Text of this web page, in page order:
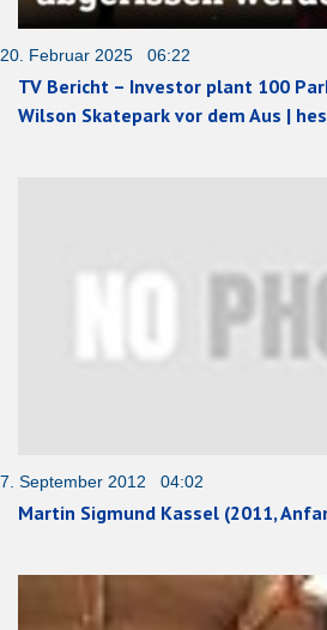
20. Februar 2025 06:22
TV Bericht – Investor plant 100
Wilson Skatepark vor dem Aus |
7. September 2012 04:02
Martin Sigmund Kassel (2011,